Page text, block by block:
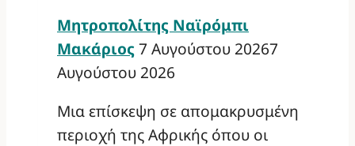
Μητροπολίτης Ναϊρόμπι
Μακάριος 7 Αυγούστου 20267
Αυγούστου 2026
Μια επίσκεψη σε απομακρυσμένη
περιοχή της Αφρικής όπου οι